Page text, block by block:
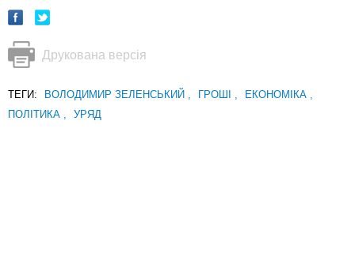
Друкована версія
ТЕГИ: ВОЛОДИМИР ЗЕЛЕНСЬКИЙ , ГРОШІ , ЕКОНОМІКА ,
ПОЛІТИКА , УРЯД